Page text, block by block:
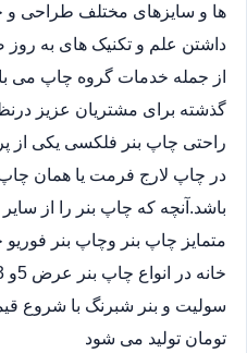
ها و سایزهای مختلف طراحی و
داشتن علم و تکنیک های به
از جمله خدمات گروه چاپ می
گذشته برای مشتریان عزیز
راحتی چاپ بنر فلکسی یکی از
در چاپ لارج فرمت یا همان
باشد.آنچه که چاپ بنر را از
متمایز چاپ بنر وچاپ بنر فوریو
تومان تولید می شود